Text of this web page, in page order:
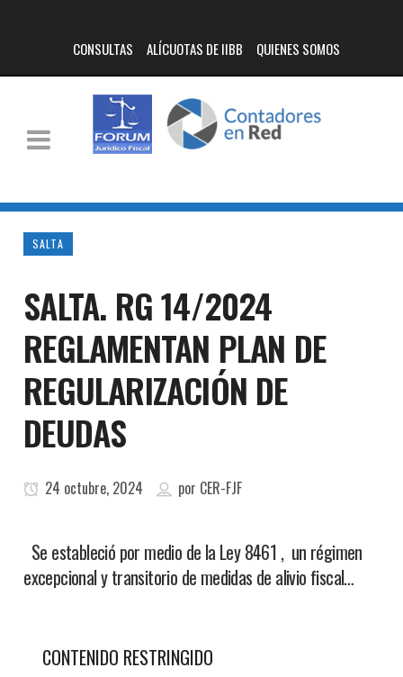
CONSULTAS ALÍCUOTAS DE IIBB QUIENES SOMOS
SALTA
SALTA. RG 14/2024
REGLAMENTAN PLAN DE
REGULARIZACIÓN DE
DEUDAS
24 octubre, 2024 por CER-FJF
Se estableció por medio de la Ley 8461 , un régimen
excepcional y transitorio de medidas de alivio fiscal…
CONTENIDO RESTRINGIDO